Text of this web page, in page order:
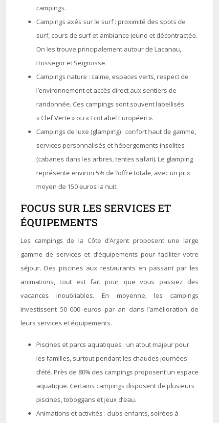
campings.
Campings axés sur le surf : proximité des spots de
surf, cours de surf et ambiance jeune et décontractée.
On les trouve principalement autour de Lacanau,
Hossegor et Seignosse.
Campings nature : calme, espaces verts, respect de
l’environnement et accès direct aux sentiers de
randonnée. Ces campings sont souvent labellisés
« Clef Verte » ou « EcoLabel Européen ».
Campings de luxe (glamping) : confort haut de gamme,
services personnalisés et hébergements insolites
(cabanes dans les arbres, tentes safari). Le glamping
représente environ 5% de l’offre totale, avec un prix
moyen de 150 euros la nuit.
FOCUS SUR LES SERVICES ET
ÉQUIPEMENTS
Les campings de la Côte d’Argent proposent une large
gamme de services et d’équipements pour faciliter votre
séjour. Des piscines aux restaurants en passant par les
animations, tout est fait pour que vous passiez des
vacances inoubliables. En moyenne, les campings
investissent 50 000 euros par an dans l’amélioration de
leurs services et équipements.
Piscines et parcs aquatiques : un atout majeur pour
les familles, surtout pendant les chaudes journées
d’été. Près de 80% des campings proposent un espace
aquatique. Certains campings disposent de plusieurs
piscines, toboggans et jeux d’eau.
Animations et activités : clubs enfants, soirées à